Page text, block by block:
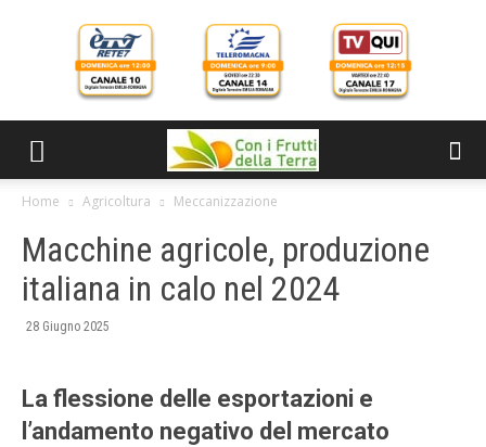
Home Agricoltura Meccanizzazione
Macchine agricole, produzione
italiana in calo nel 2024
28 Giugno 2025
La flessione delle esportazioni e
l’andamento negativo del mercato